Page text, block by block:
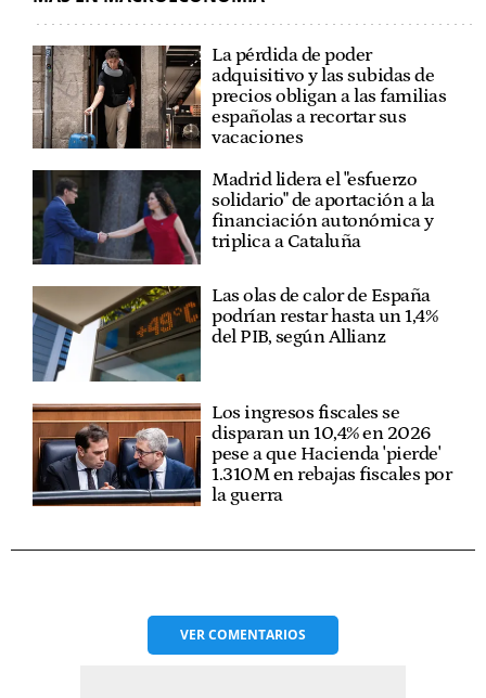
La pérdida de poder
adquisitivo y las subidas de
precios obligan a las familias
españolas a recortar sus
vacaciones
Madrid lidera el "esfuerzo
solidario" de aportación a la
financiación autonómica y
triplica a Cataluña
Las olas de calor de España
podrían restar hasta un 1,4%
del PIB, según Allianz
Los ingresos fiscales se
disparan un 10,4% en 2026
pese a que Hacienda 'pierde'
1.310M en rebajas fiscales por
la guerra
VERCOMENTARIOS